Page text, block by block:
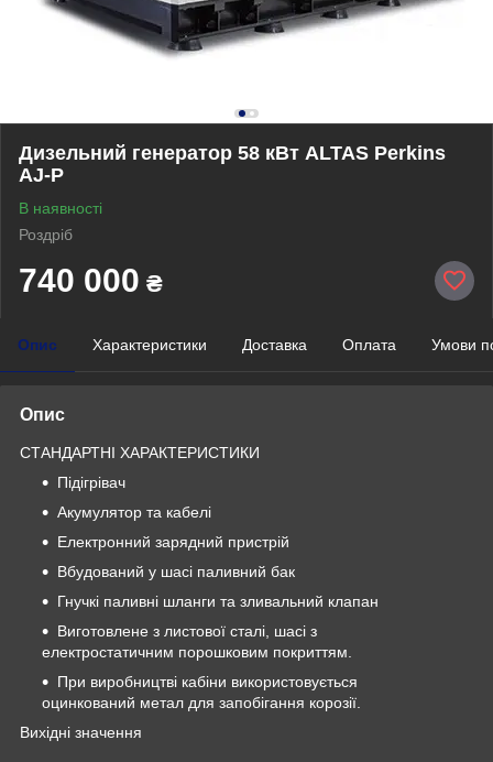
Дизельний генератор 58 кВт ALTAS Perkins
AJ-P
В наявності
Роздріб
740 000 ₴
Опис Характеристики Доставка Оплата Умови
Опис
СТАНДАРТНІ ХАРАКТЕРИСТИКИ
Підігрівач
Акумулятор та кабелі
Електронний зарядний пристрій
Вбудований у шасі паливний бак
Гнучкі паливні шланги та зливальний клапан
Виготовлене з листової сталі, шасі з
електростатичним порошковим покриттям.
При виробництві кабіни використовується
оцинкований метал для запобігання корозії.
Вихідні значення